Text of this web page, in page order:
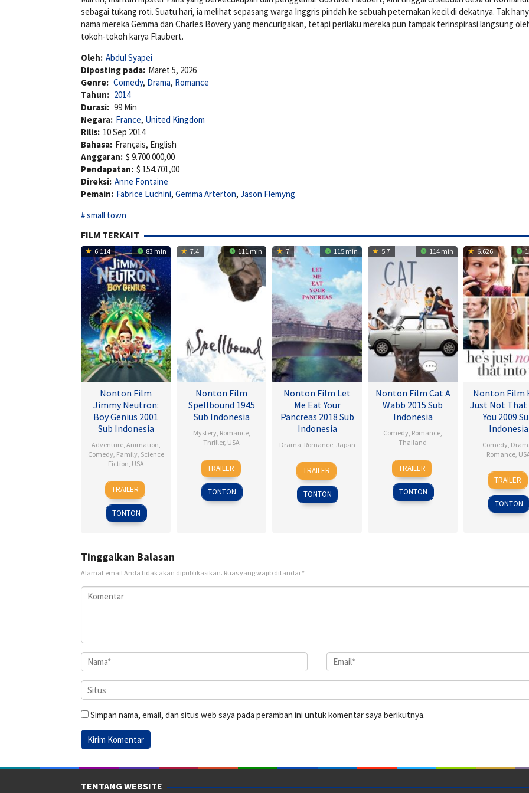
sebagai tukang roti. Suatu hari, ia melihat sepasang warga Inggris pindah ke sebuah peternakan kecil di dekatnya. Tak
nama mereka Gemma dan Charles Bovery yang mencurigakan, tetapi perilaku mereka pun tampak terinspirasi langsung
tokoh-tokoh karya Flaubert.
Oleh: Abdul Syapei
Diposting pada: Maret 5, 2026
Genre: Comedy, Drama, Romance
Tahun: 2014
Durasi: 99 Min
Negara: France, United Kingdom
Rilis: 10 Sep 2014
Bahasa: Français, English
Anggaran: $ 9.700.000,00
Pendapatan: $ 154.701,00
Direksi: Anne Fontaine
Pemain: Fabrice Luchini, Gemma Arterton, Jason Flemyng
small town
FILM TERKAIT
6.114 83 min
Nonton Film
Jimmy Neutron:
Boy Genius 2001
Sub Indonesia
Adventure, Animation
Comedy, Family, Science
Fiction USA
14
Dec
2001
John
A.
Davis
TRAILER
TONTON
7.4 111 min
Nonton Film
Spellbound 1945
Sub Indonesia
Mystery, Romance,
Thriller, USA
8
Nov
1945
Alfred
Hitchcock
TRAILER
TONTON
7 115 min
Nonton Film Let
Me Eat Your
Pancreas 2018 Sub
Indonesia
Drama Romance, Japan
28
Jul
2017
Sho
Tsukikawa
TRAILER
TONTON
5.7 114 min
Nonton Film Cat A
Wabb 2015 Sub
Indonesia
Comedy Romance
Thailand
4
Mar
2015
Nareubadee
Wetchakam
TRAILER
TONTON
6.626
Nonton Film
Just Not
You 2009
Indonesia
Comedy
Romance,
6
Feb
2009
Ken
TRAILER
TONTON
Tinggalkan Balasan
Alamat email Anda tidak akan dipublikasikan. Ruas yang wajib ditandai *
Simpan nama, email, dan situs web saya pada peramban ini untuk komentar saya berikutnya.
TENTANG WEBSITE